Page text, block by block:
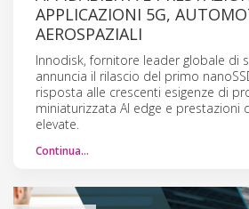
APPLICAZIONI 5G,
AEROSPAZIALI
Innodisk, fornitore leader globale di
annuncia il rilascio del primo
risposta alle crescenti esigenze di
miniaturizzata AI edge e prestazioni
elevate.
Continua…